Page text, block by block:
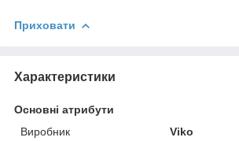
Приховати
Характеристики
Основні атрибути
Виробник
Viko